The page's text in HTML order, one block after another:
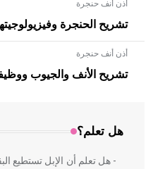
أذن أنف حنجرة
تشريح الحنجرة
أذن أنف حنجرة
تشريح الأنف والجيوب
هل تعلم؟
- هل تعلم أن الأبلق نوع من
بالعمارة الإسلامية في
المعمار على بناء مداميكه
- هل تعلم أن الإبل تستطيع